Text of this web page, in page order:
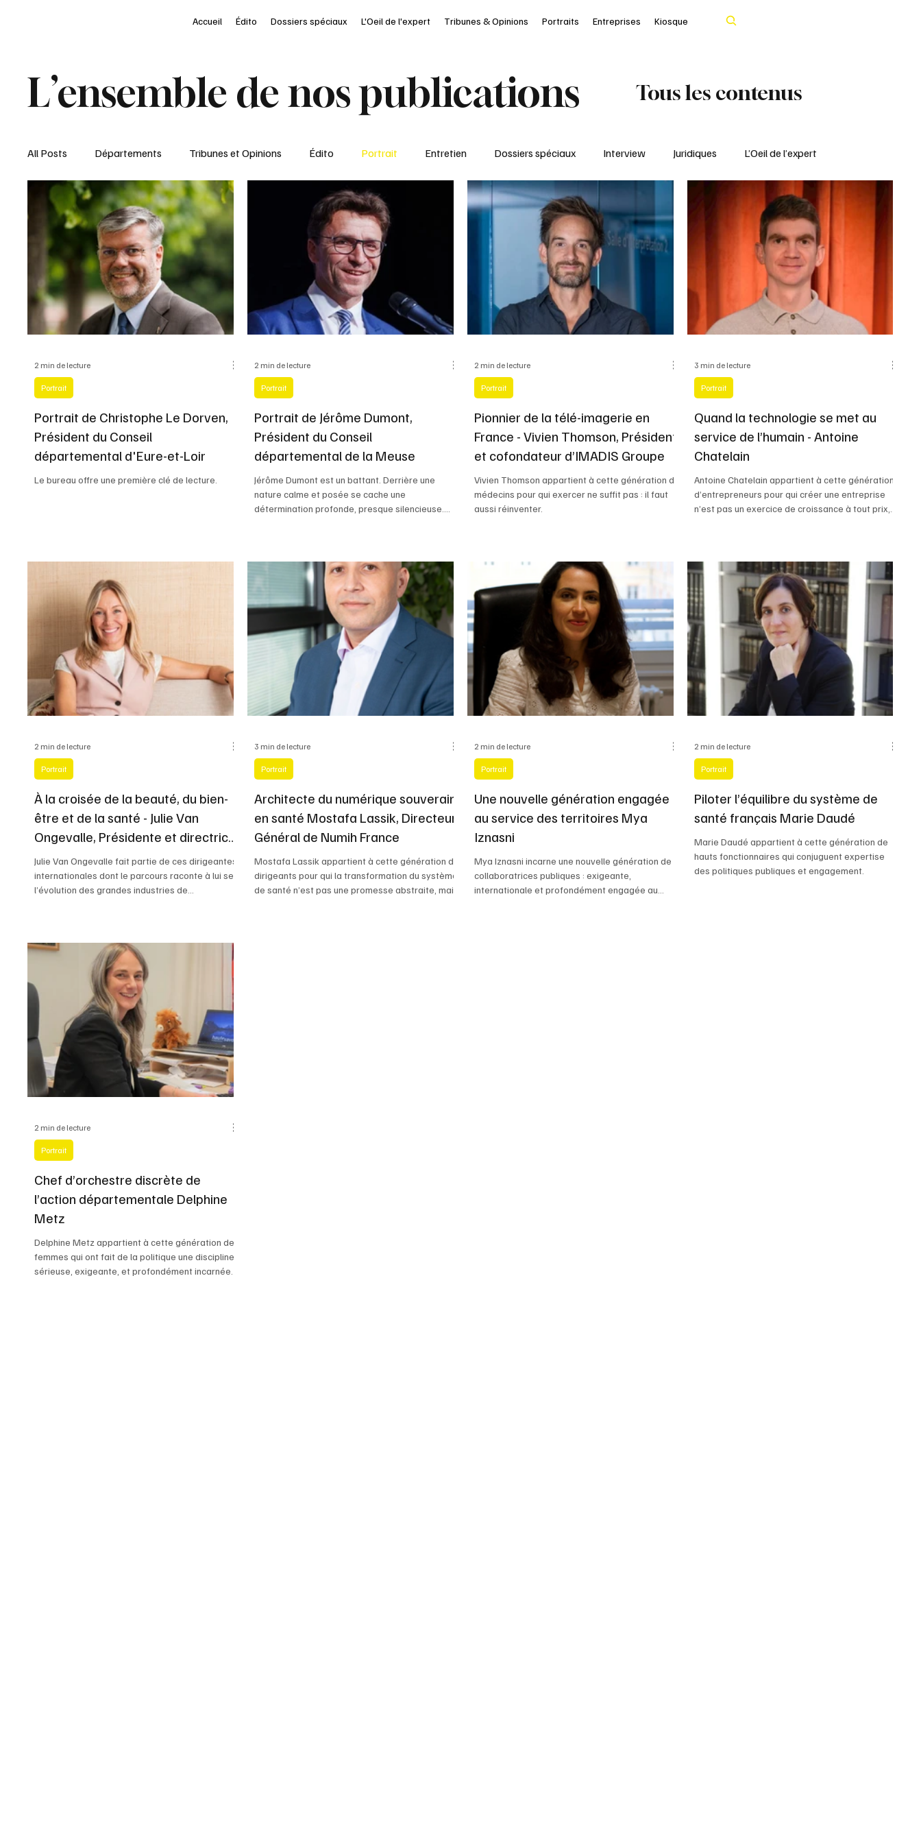
Accueil Édito Dossiers spéciaux L'Oeil de l'expert Tribunes & Opinions Portraits Entreprises Kiosque
L’ensemble de nos publications Tous les contenus
All Posts Départements Tribunes et Opinions Édito Portrait Entretien Dossiers spéciaux Interview Juridiques L’Oeil de l’expert
Nominations Entreprises Marketing Territorial Ressources Humaines Article à la UNE Kiosque Coq d'Or - IFBLF
interview À la une des Départements Le Petit Journal des Départements Seine-Maritime santé Santé & Numérique
Livres Baromètre
Portrait de Christophe Le Dorven,
Président du Conseil
départemental d'Eure-et-Loir
Le bureau offre une première clé de lecture.
Portrait
2 min de lecture
Portrait de Jérôme Dumont,
Président du Conseil
départemental de la Meuse
Jérôme Dumont est un battant. Derrière une
nature calme et posée se cache une
détermination profonde, presque silencieuse.
moments difficiles.
Portrait
2 min de lecture
Pionnier de la télé-imagerie en
France - Vivien Thomson, Président
et cofondateur d’IMADIS Groupe
Vivien Thomson appartient à cette génération de
médecins pour qui exercer ne suffit pas : il faut
aussi réinventer.
Portrait
2 min de lecture
Quand la technologie se met au
service de l’humain - Antoine
Chatelain
Antoine Chatelain appartient à cette génération
d’entrepreneurs pour qui créer une entreprise
n’est pas un exercice de croissance à tout prix,
Portrait
3 min de lecture
À la croisée de la beauté, du bien-
être et de la santé - Julie Van
Ongevalle, Présidente et directrice
générale d'Opella
Julie Van Ongevalle fait partie de ces dirigeantes
internationales dont le parcours raconte à lui seul
l’évolution des grandes industries de
Portrait
2 min de lecture
Architecte du numérique souverain
en santé Mostafa Lassik, Directeur
Général de Numih France
Mostafa Lassik appartient à cette génération de
dirigeants pour qui la transformation du système
de santé n’est pas une promesse abstraite, mais
Portrait
3 min de lecture
Une nouvelle génération engagée
au service des territoires Mya
Iznasni
Mya Iznasni incarne une nouvelle génération de
collaboratrices publiques : exigeante,
internationale et profondément engagée au
Portrait
2 min de lecture
Piloter l’équilibre du système de
santé français Marie Daudé
Marie Daudé appartient à cette génération de
hauts fonctionnaires qui conjuguent expertise
des politiques publiques et engagement.
Portrait
2 min de lecture
Chef d’orchestre discrète de
l’action départementale Delphine
Metz
Delphine Metz appartient à cette génération de
femmes qui ont fait de la politique une discipline
sérieuse, exigeante, et profondément incarnée.
Portrait
2 min de lecture